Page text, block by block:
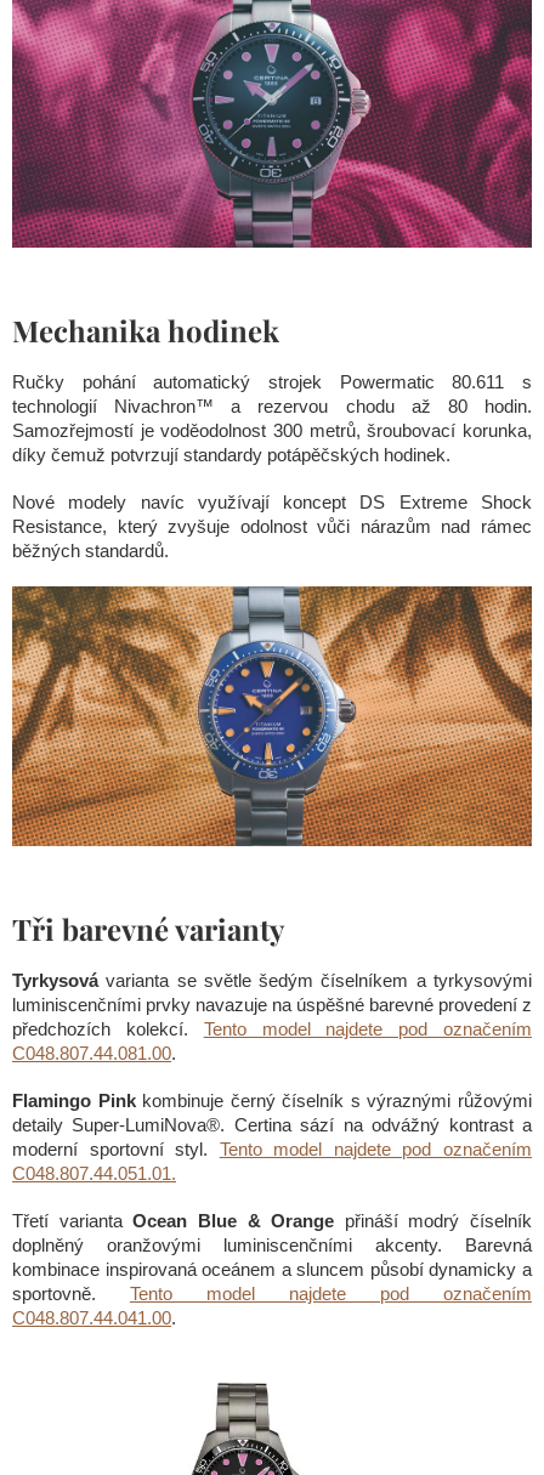
Mechanika hodinek
Ručky pohání automatický strojek Powermatic 80.611 s
technologií Nivachron™ a rezervou chodu až 80 hodin.
Samozřejmostí je voděodolnost 300 metrů, šroubovací korunka,
díky čemuž potvrzují standardy potápěčských hodinek.
Nové modely navíc využívají koncept DS Extreme Shock
Resistance, který zvyšuje odolnost vůči nárazům nad rámec
běžných standardů.
Tři barevné varianty
Tyrkysovávarianta se světle šedým číselníkem a tyrkysovými
luminiscenčními prvky navazuje na úspěšné barevné provedení z
předchozích kolekcí. Tento model najdete pod označením
C048.807.44.081.00.
Flamingo Pinkkombinuje černý číselník s výraznými růžovými
detaily Super-LumiNova®. Certina sází na odvážný kontrast a
moderní sportovní styl. Tento model najdete pod označením
C048.807.44.051.01.
Třetí variantaOcean Blue & Orange přináší modrý číselník
doplněný oranžovými luminiscenčními akcenty. Barevná
kombinace inspirovaná oceánem a sluncem působí dynamicky a
sportovně. Tento model najdete pod označením
C048.807.44.041.00.